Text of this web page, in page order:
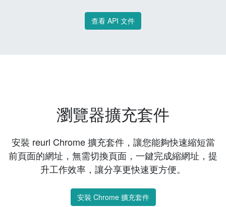
查看 API 文件
瀏覽器擴充套件
安裝 reurl Chrome 擴充套件，讓您能夠快速縮短當
前頁面的網址，無需切換頁面，一鍵完成縮網址，提
升工作效率，讓分享更快速更方便。
安裝 Chrome 擴充套件